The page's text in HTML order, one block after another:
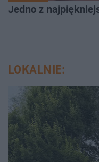
Jedno z
LOKALNIE: